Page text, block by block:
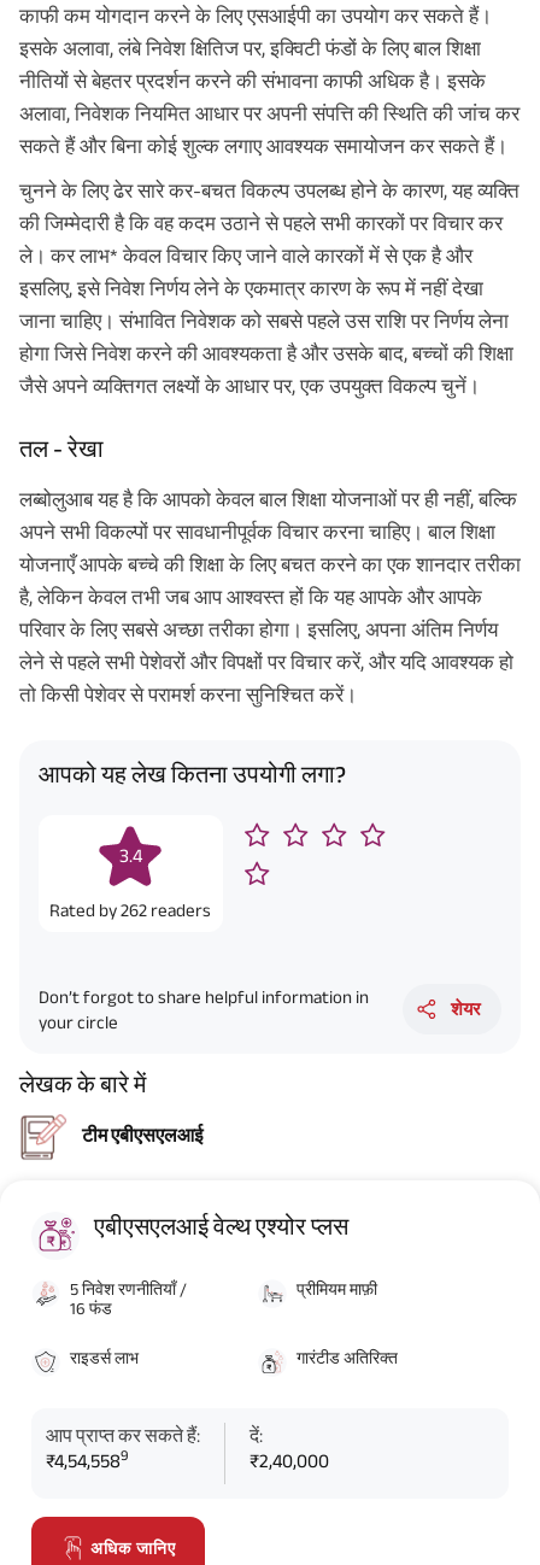
काफी कम योगदान करने के लिए एसआईपी का उपयोग कर सकते हैं।
इसके अलावा, लंबे निवेश क्षितिज पर, इक्विटी फंडों के लिए बाल शिक्षा
नीतियों से बेहतर प्रदर्शन करने की संभावना काफी अधिक है। इसके
अलावा, निवेशक नियमित आधार पर अपनी संपत्ति की स्थिति की जांच कर
सकते हैं और बिना कोई शुल्क लगाए आवश्यक समायोजन कर सकते हैं।
चुनने के लिए ढेर सारे कर-बचत विकल्प उपलब्ध होने के कारण, यह व्यक्ति
की जिम्मेदारी है कि वह कदम उठाने से पहले सभी कारकों पर विचार कर
ले। कर लाभ* केवल विचार किए जाने वाले कारकों में से एक है और
इसलिए, इसे निवेश निर्णय लेने के एकमात्र कारण के रूप में नहीं देखा
जाना चाहिए। संभावित निवेशक को सबसे पहले उस राशि पर निर्णय लेना
होगा जिसे निवेश करने की आवश्यकता है और उसके बाद, बच्चों की शिक्षा
जैसे अपने व्यक्तिगत लक्ष्यों के आधार पर, एक उपयुक्त विकल्प चुनें।
तल - रेखा
लब्बोलुआब यह है कि आपको केवल बाल शिक्षा योजनाओं पर ही नहीं, बल्कि
अपने सभी विकल्पों पर सावधानीपूर्वक विचार करना चाहिए। बाल शिक्षा
योजनाएँ आपके बच्चे की शिक्षा के लिए बचत करने का एक शानदार तरीका
है, लेकिन केवल तभी जब आप आश्वस्त हों कि यह आपके और आपके
परिवार के लिए सबसे अच्छा तरीका होगा। इसलिए, अपना अंतिम निर्णय
लेने से पहले सभी पेशेवरों और विपक्षों पर विचार करें, और यदि आवश्यक हो
तो किसी पेशेवर से परामर्श करना सुनिश्चित करें।
आपको यह लेख कितना उपयोगी लगा?
3.4
Rated by262 readers
Don’t forgot to share helpful information in
your circle
शेयर
लेखक के बारे में
टीम एबीएसएलआई
एबीएसएलआई वेल्थ एश्योर प्लस
5 निवेश रणनीतियाँ /
16 फंड
प्रीमियम माफ़ी
राइडर्स लाभ गारंटीड अतिरिक्त
आप प्राप्त कर सकते हैं:
₹4,54,5589
दें:
₹2,40,000
अधिक जानिए